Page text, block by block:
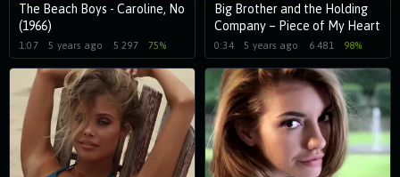
The Beach Boys - Caroline, No
(1966)
1:07 5 years ago 5 297 75%
Big Brother and the Holding
Company – Piece of My Heart
(1968)
0:34 5 years ago 6 481 98%